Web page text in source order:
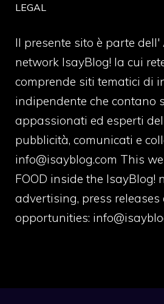
LEGAL
Il presente sito è parte dell'
network IsayBlog! la cui
comprende siti tematici di
indipendente che contano
appassionati ed esperti del
pubblicità, comunicati e
info@isayblog.com This
FOOD inside the IsayBlog!
advertising, press
opportunities: